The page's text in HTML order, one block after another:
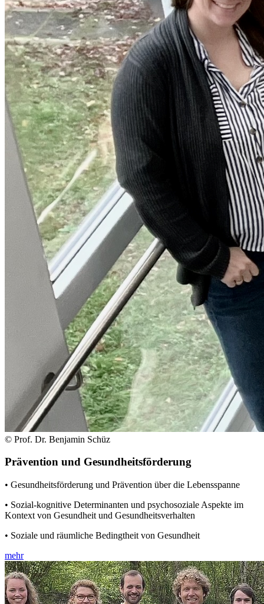
© Prof. Dr. Benjamin Schüz
Prävention und Gesundheitsförderung
• Gesundheitsförderung und Prävention über die Lebensspanne
• Sozial-kognitive Determinanten und psychosoziale Aspekte im
Kontext von Gesundheit und Gesundheitsverhalten
• Soziale und räumliche Bedingtheit von Gesundheit
mehr